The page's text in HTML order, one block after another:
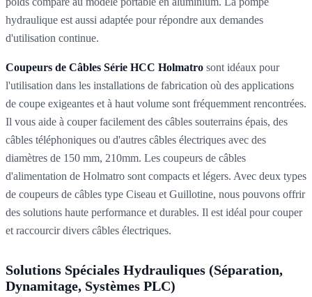
hydraulique est aussi adaptée pour répondre aux demandes
d'utilisation continue.
Coupeurs de Câbles Série HCC Holmatro sont idéaux pour
l'utilisation dans les installations de fabrication où des applications
de coupe exigeantes et à haut volume sont fréquemment rencontrées.
Il vous aide à couper facilement des câbles souterrains épais, des
câbles téléphoniques ou d'autres câbles électriques avec des
diamètres de 150 mm, 210mm. Les coupeurs de câbles
d'alimentation de Holmatro sont compacts et légers. Avec deux types
de coupeurs de câbles type Ciseau et Guillotine, nous pouvons offrir
des solutions haute performance et durables. Il est idéal pour couper
et raccourcir divers câbles électriques.
Solutions Spéciales Hydrauliques (Séparation,
Dynamitage, Systèmes PLC)